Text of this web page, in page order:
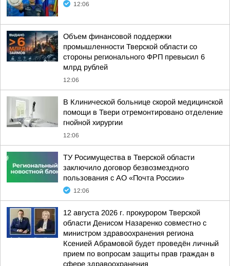
12:06
Объем финансовой поддержки
промышленности Тверской области со
стороны регионального ФРП превысил 6
млрд рублей
12:06
В Клинической больнице скорой медицинской
помощи в Твери отремонтировано отделение
гнойной хирургии
12:06
ТУ Росимущества в Тверской области
заключило договор безвозмездного
пользования с АО «Почта России»
12:06
12 августа 2026 г. прокурором Тверской
области Денисом Назаренко совместно с
министром здравоохранения региона
Ксенией Абрамовой будет проведён личный
прием по вопросам защиты прав граждан в
сфере здравоохранения